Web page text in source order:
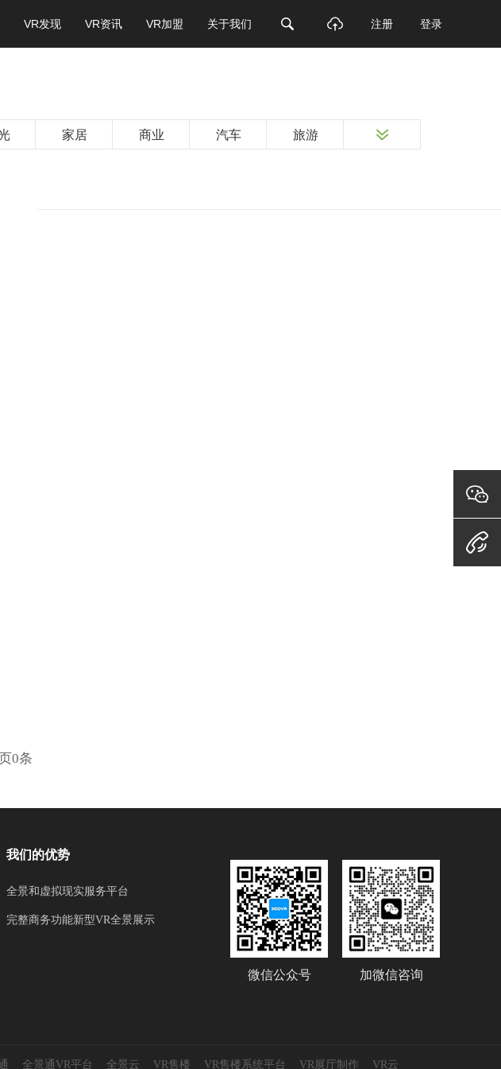
VR发现 VR资讯 VR加盟 关于我们 注册 登录
家居 商业 汽车 旅游
0条
我们的优势
全景和虚拟现实服务平台
完整商务功能新型VR全景展示
微信公众号 加微信咨询
全景通VR平台 全景云 VR售楼 VR售楼系统平台 VR展厅制作 VR云